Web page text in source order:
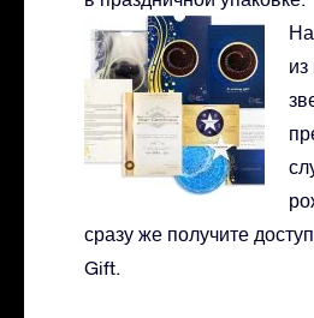
сразу же получите
Gift.